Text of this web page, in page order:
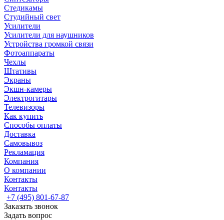
Стедикамы
Студийный свет
Усилители
Усилители для наушников
Устройства громкой связи
Фотоаппараты
Чехлы
Штативы
Экраны
Экшн-камеры
Электрогитары
Телевизоры
Как купить
Способы оплаты
Доставка
Самовывоз
Рекламация
Компания
О компании
Контакты
Контакты
+7 (495) 801-67-87
Заказать звонок
Задать вопрос